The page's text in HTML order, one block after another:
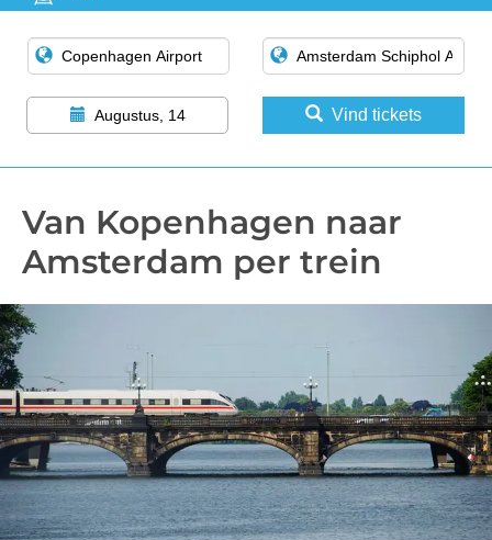
Augustus, 14 Vind tickets
Van Kopenhagen naar
Amsterdam per trein